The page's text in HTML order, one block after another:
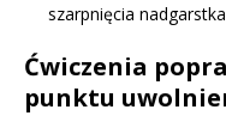
szarpnięcia
Ćwiczenia
punktu